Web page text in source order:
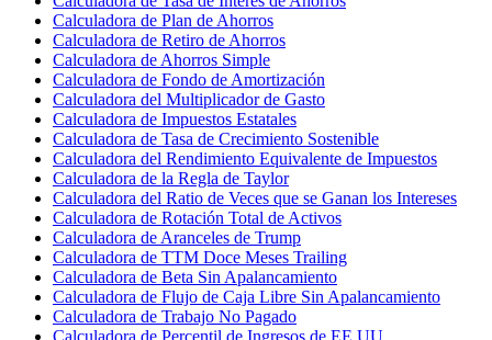
Calculadora de Plan de Ahorros
Calculadora de Retiro de Ahorros
Calculadora de Ahorros Simple
Calculadora de Fondo de Amortización
Calculadora del Multiplicador de Gasto
Calculadora de Impuestos Estatales
Calculadora de Tasa de Crecimiento Sostenible
Calculadora del Rendimiento Equivalente de Impuestos
Calculadora de la Regla de Taylor
Calculadora del Ratio de Veces que se Ganan los Intereses
Calculadora de Rotación Total de Activos
Calculadora de Aranceles de Trump
Calculadora de TTM Doce Meses Trailing
Calculadora de Beta Sin Apalancamiento
Calculadora de Flujo de Caja Libre Sin Apalancamiento
Calculadora de Trabajo No Pagado
Calculadora de Percentil de Ingresos de EE.UU.